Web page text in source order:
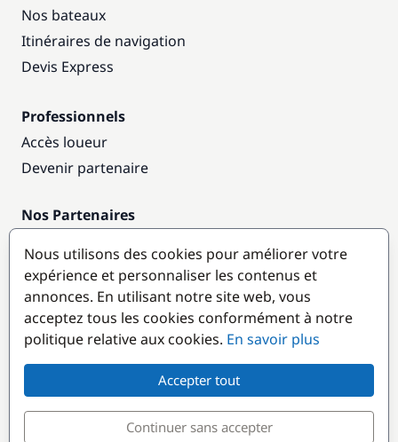
Nos bateaux
Itinéraires de navigation
Devis Express
Professionnels
Accès loueur
Devenir partenaire
Nos Partenaires
Destinations populaires
Nous utilisons des cookies pour améliorer votre
expérience et personnaliser les contenus et
annonces. En utilisant notre site web, vous
acceptez tous les cookies conformément à notre
politique relative aux cookies. En savoir plus
Accepter tout
Continuer sans accepter